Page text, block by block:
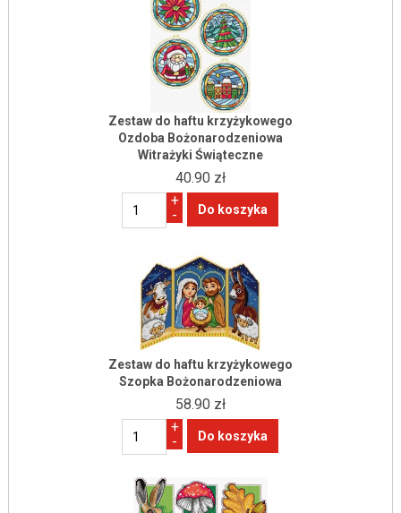
Zestaw do haftu krzyżykowego
Ozdoba Bożonarodzeniowa
Witrażyki Świąteczne
40.90 zł
+
-
Zestaw do haftu krzyżykowego
Szopka Bożonarodzeniowa
58.90 zł
+
-